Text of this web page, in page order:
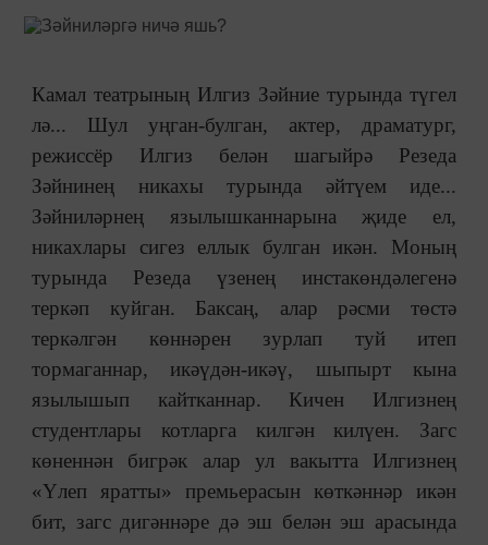
Камал театрының Илгиз Зәйние турында түгел
лә... Шул уңган-булган, актер, драматург,
режиссёр Илгиз белән шагыйрә Резеда
Зәйнинең никахы турында әйтүем иде...
Зәйниләрнең язылышканнарына җиде ел,
никахлары сигез еллык булган икән. Моның
турында Резеда үзенең инстакөндәлегенә
теркәп куйган. Баксаң, алар рәсми төстә
теркәлгән көннәрен зурлап туй итеп
тормаганнар, икәүдән-икәү, шыпырт кына
язылышып кайтканнар. Кичен Илгизнең
студентлары котларга килгән килүен. Загс
көненнән бигрәк алар ул вакытта Илгизнең
«Үлеп яратты» премьерасын көткәннәр икән
бит, загс дигәннәре дә эш белән эш арасында